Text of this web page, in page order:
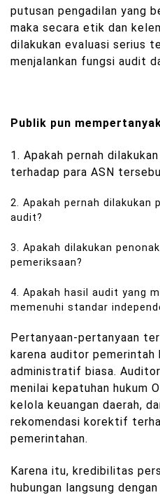
putusan pengadilan yang
maka secara etik dan
dilakukan evaluasi serius
menjalankan fungsi audit
Publik pun
1. Apakah pernah
terhadap para ASN
2. Apakah pernah dilakukan
audit?
3. Apakah dilakukan
pemeriksaan?
4. Apakah hasil audit yang
memenuhi standar
Pertanyaan-pertanyaan
karena auditor pemerintah
administratif biasa.
menilai kepatuhan hukum
kelola keuangan daerah,
rekomendasi korektif
pemerintahan.
Karena itu, kredibilitas
hubungan langsung